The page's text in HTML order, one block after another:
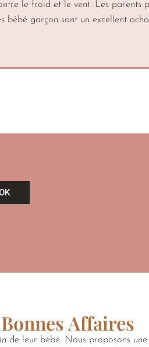
le froid et le vent. Les parents
bébé garçon sont un excellent
Affaires
de leur bébé. Nous proposons